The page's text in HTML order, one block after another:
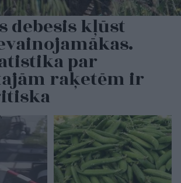
debesis kļūst
par
raķetēm ir